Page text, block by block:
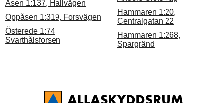
Åsen 1:137, Hallvägen
Oppåsen 1:319, Forsvägen
Österede 1:74,
Svarthålsforsen
Hammaren 1:20,
Centralgatan 22
Hammaren 1:268,
Spargränd